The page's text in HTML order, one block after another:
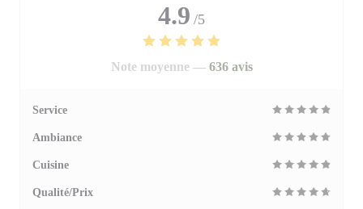
4.9 /5
Note moyenne — 636 avis
Service
Ambiance
Cuisine
Qualité/Prix